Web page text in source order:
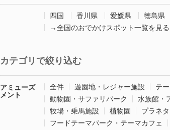
四国 香川県 愛媛県 徳島県
→全国のおでかけスポット一覧を見る
カテゴリで絞り込む
アミューズ
メント
全件 遊園地・レジャー施設
テ
動物園・サファリパーク
水族館・
牧場・乗馬施設
植物園 プラネ
フードテーマパーク・テーマカフェ